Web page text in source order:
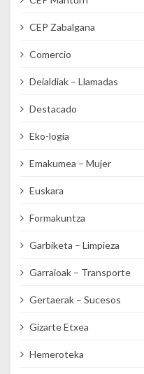
CEP Zabalgana
Comercio
Deialdiak – Llamadas
Destacado
Eko-logia
Emakumea – Mujer
Euskara
Formakuntza
Garbiketa – Limpieza
Garraioak – Transporte
Gertaerak – Sucesos
Gizarte Etxea
Hemeroteka